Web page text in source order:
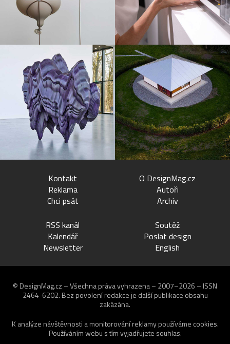
Kontakt
Reklama
Chci psát
O DesignMag.cz
Autoři
Archiv
RSS kanál
Kalendář
Newsletter
Soutěž
Poslat design
English
© DesignMag.cz – Všechna práva vyhrazena – 2007–2026 – ISSN
2464-6202. Bez povolení redakce je další publikace obsahu
zakázána.
K analýze návštěvnosti a monitorování reklamy používáme cookies.
Používáním webu s tím vyjadřujete souhlas.